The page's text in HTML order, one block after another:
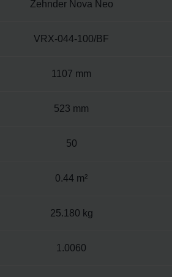
Zehnder Nova Neo
VRX-044-100/BF
1107 mm
523 mm
50
0.44 m²
25.180 kg
1.0060